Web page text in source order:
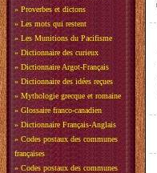
» Proverbes et dictons
» Les mots qui restent
» Les Munitions du Pacifisme
» Dictionnaire des curieux
» Dictionnaire Argot-Français
» Dictionnaire des idées reçues
» Mythologie grecque et romaine
» Glossaire franco-canadien
» Dictionnaire Français-Anglais
» Codes postaux des communes
françaises
» Codes postaux des communes